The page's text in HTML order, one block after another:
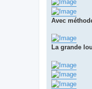
Avec
La grande